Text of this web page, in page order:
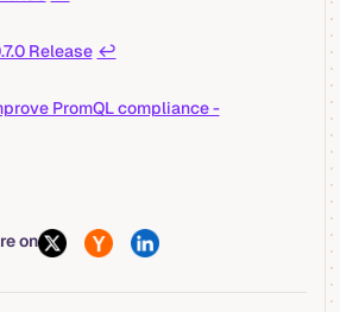
Release ↩︎
PromQL compliance -
on